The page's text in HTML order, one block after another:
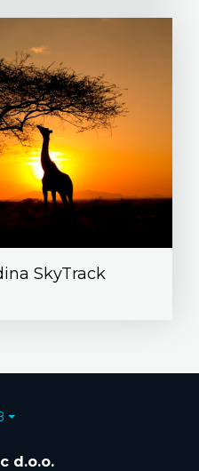
SkyTrack
vaš jezik
d.o.o.